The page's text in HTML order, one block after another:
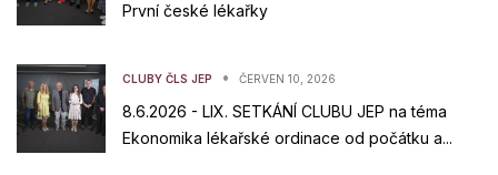
První české lékařky
CLUBY ČLS JEP • ČERVEN 10, 2026
8.6.2026 - LIX. SETKÁNÍ CLUBU JEP na téma
Ekonomika lékařské ordinace od počátku a...